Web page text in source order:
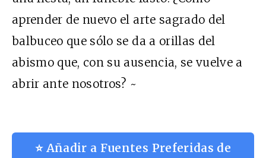
aprender de nuevo el arte sagrado del
balbuceo que sólo se da a orillas del
abismo que, con su ausencia, se vuelve a
abrir ante nosotros? ~
⭐ Añadir a Fuentes Preferidas de